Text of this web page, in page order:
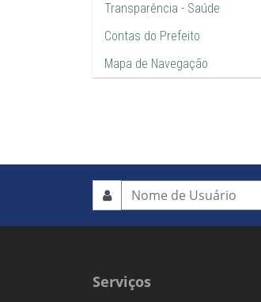
Transparência - Saúde
Contas do Prefeito
Mapa de Navegação
Serviços